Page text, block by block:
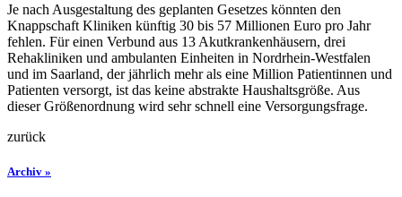
Je nach Ausgestaltung des geplanten Gesetzes könnten den
Knappschaft Kliniken künftig 30 bis 57 Millionen Euro pro Jahr
fehlen. Für einen Verbund aus 13 Akutkrankenhäusern, drei
Rehakliniken und ambulanten Einheiten in Nordrhein-Westfalen
und im Saarland, der jährlich mehr als eine Million Patientinnen und
Patienten versorgt, ist das keine abstrakte Haushaltsgröße. Aus
dieser Größenordnung wird sehr schnell eine Versorgungsfrage.
zurück
Archiv »